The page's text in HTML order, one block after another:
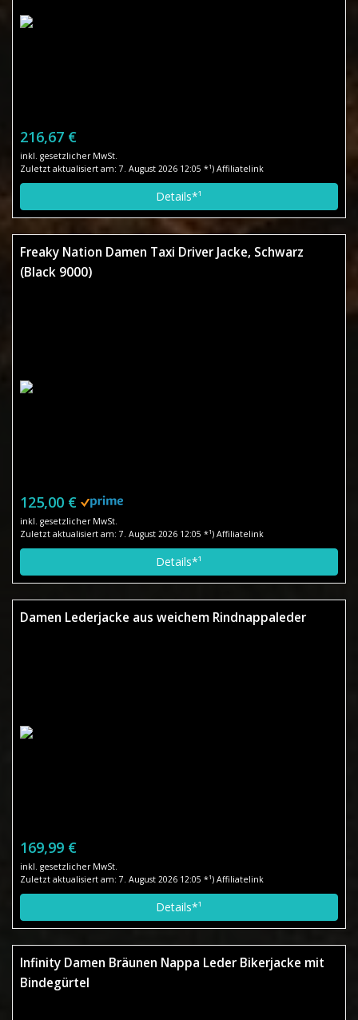
216,67 €
inkl. gesetzlicher MwSt.
Zuletzt aktualisiert am: 7. August 2026 12:05 *¹) Affiliatelink
Details*¹
Freaky Nation Damen Taxi Driver Jacke, Schwarz
(Black 9000)
125,00 €
inkl. gesetzlicher MwSt.
Zuletzt aktualisiert am: 7. August 2026 12:05 *¹) Affiliatelink
Details*¹
Damen Lederjacke aus weichem Rindnappaleder
169,99 €
inkl. gesetzlicher MwSt.
Zuletzt aktualisiert am: 7. August 2026 12:05 *¹) Affiliatelink
Details*¹
Infinity Damen Bräunen Nappa Leder Bikerjacke mit
Bindegürtel